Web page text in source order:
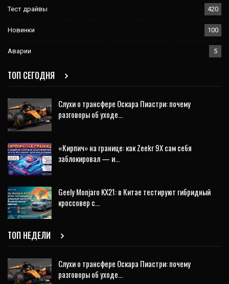
Тест драйвы 420
Новинки 100
Аварии 5
ТОП СЕГОДНЯ
Слухи о трансфере Оскара Пиастри: почему
разговоры об уходе…
«Кирпич» на границе: как Zeekr 9X сам себя
заблокировал — и…
Geely Monjaro KX21: в Китае тестируют гибридный
кроссовер с…
ТОП НЕДЕЛИ
Слухи о трансфере Оскара Пиастри: почему
разговоры об уходе…